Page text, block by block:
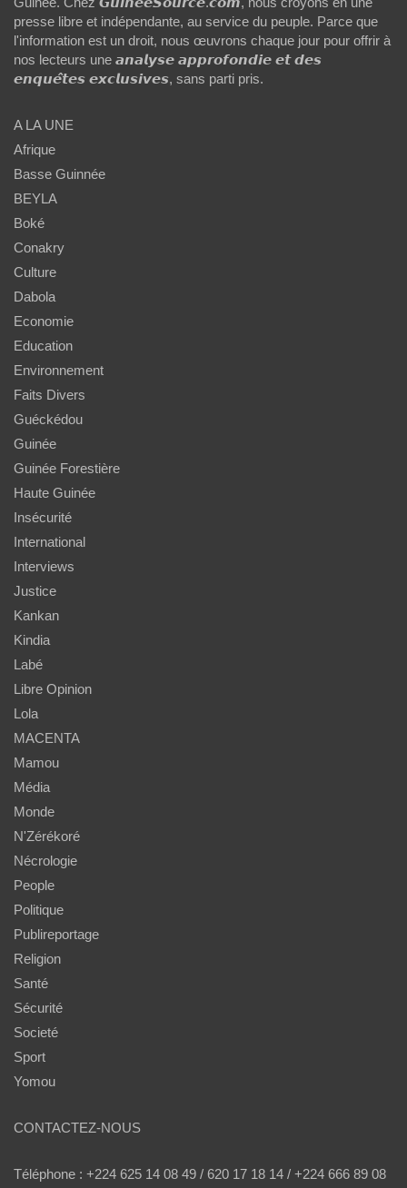
presse libre et indépendante, au service du peuple. Parce que
l'information est un droit, nous œuvrons chaque jour pour offrir à
nos lecteurs une 𝙖𝙣𝙖𝙡𝙮𝙨𝙚 𝙖𝙥𝙥𝙧𝙤𝙛𝙤𝙣𝙙𝙞𝙚 𝙚𝙩 𝙙𝙚𝙨
𝙚𝙣𝙦𝙪𝙚̂𝙩𝙚𝙨 𝙚𝙭𝙘𝙡𝙪𝙨𝙞𝙫𝙚𝙨, sans parti pris.
A LA UNE
Afrique
Basse Guinnée
BEYLA
Boké
Conakry
Culture
Dabola
Economie
Education
Environnement
Faits Divers
Guéckédou
Guinée
Guinée Forestière
Haute Guinée
Insécurité
International
Interviews
Justice
Kankan
Kindia
Labé
Libre Opinion
Lola
MACENTA
Mamou
Média
Monde
N'Zérékoré
Nécrologie
People
Politique
Publireportage
Religion
Santé
Sécurité
Societé
Sport
Yomou
CONTACTEZ-NOUS
Téléphone : +224 625 14 08 49 / 620 17 18 14 / +224 666 89 08